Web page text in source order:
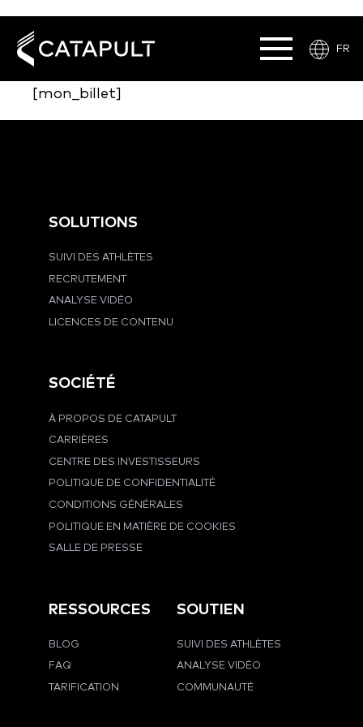
FR
MON BILLET
[mon_billet]
SOLUTIONS
SUIVI DES ATHLÈTES
RECRUTEMENT
ANALYSE VIDÉO
LICENCES DE CONTENU
SOCIÉTÉ
À PROPOS DE CATAPULT
CARRIÈRES
CENTRE DES INVESTISSEURS
POLITIQUE DE CONFIDENTIALITÉ
CONDITIONS GÉNÉRALES
POLITIQUE EN MATIÈRE DE COOKIES
SALLE DE PRESSE
RESSOURCES
BLOG
FAQ
TARIFICATION
SOUTIEN
SUIVI DES ATHLÈTES
ANALYSE VIDÉO
COMMUNAUTÉ